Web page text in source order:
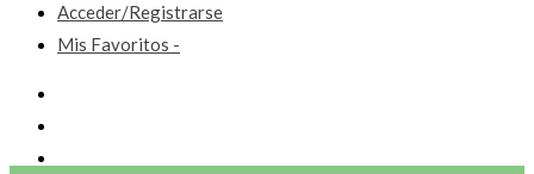
Acceder/Registrarse
Mis Favoritos -